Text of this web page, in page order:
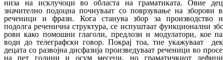
низа на исклучоци во об­лас­та на граматиката. Овие
значително по­доцна почнуваат со поврзување на збо­ро­ви
реченици и фрази. Кога станува збор за производство
подолга реченична струк­тура, се испуштаат функционални
ро­ви како помошни глаголи, предлози и мо­ду­латори, кое
води до телеграфски го­вор. Покрај тоа, тие укажуваат
децата со развојна дисфазија произведуваат ре­че­ни­ци во
на пет години и осум месеци, но граматичкиот